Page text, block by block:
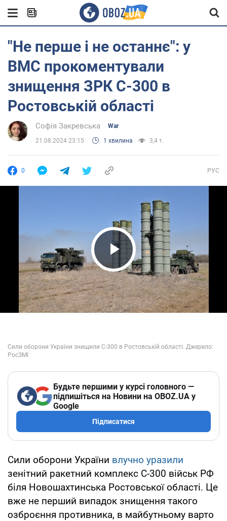
"Не перше і не останнє": у
ВМС прокоментували
знищення ЗРК С-300 в
Ростовській області
Софія Закревська War
21.08.2024 23:15 1 хвилина 3,4 т.
0 РУС
Play Video
Будьте першими у курсі головного —
підпишіться на Новини на OBOZ.UA у
Google
Підписатися
Сили оборони України влучно уразили
зенітний ракетний комплекс С-300 військ РФ
біля Новошахтинська Ростовської області. Це
вже не перший випадок знищення такого
озброєння противника, в майбутньому варто